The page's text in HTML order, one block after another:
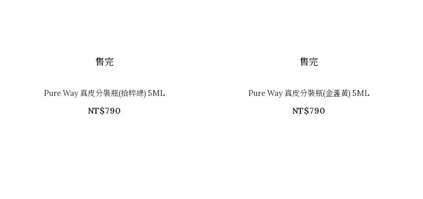
售完
Pure Way 真皮分裝瓶(拾粹綠) 5ML
NT$790
售完
Pure Way 真皮分裝瓶(金盞黃) 5ML
NT$790